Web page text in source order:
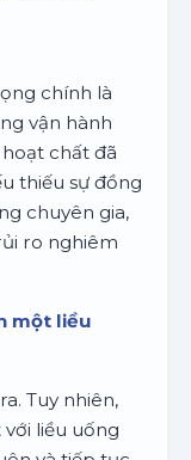
chính là
vận hành
chất đã
thiếu sự đồng
chuyên gia,
ro nghiêm
một liều
Tuy nhiên,
liều uống